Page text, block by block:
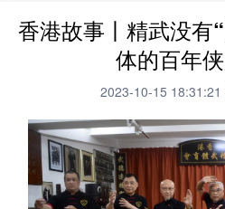
学习进行时 高层
财经
科技 科创
文化 书画
香港故事丨精武没有
体的百年
2023-10-15 18:31:21